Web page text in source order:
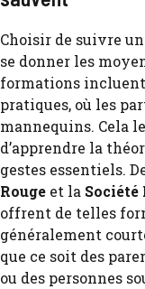
Choisir de suivre
se donner les
formations
pratiques, où les
mannequins. Cela
d’apprendre la
gestes essentiels.
Rouge et la Société
offrent de telles
généralement
que ce soit des
ou des personnes